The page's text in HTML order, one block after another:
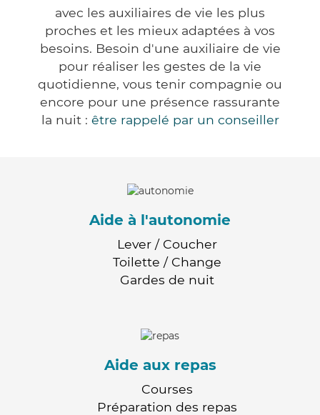
avec les auxiliaires de vie les plus
proches et les mieux adaptées à vos
besoins. Besoin d'une auxiliaire de vie
pour réaliser les gestes de la vie
quotidienne, vous tenir compagnie ou
encore pour une présence rassurante
la nuit : être rappelé par un conseiller
Aide à l'autonomie
Lever / Coucher
Toilette / Change
Gardes de nuit
Aide aux repas
Courses
Préparation des repas